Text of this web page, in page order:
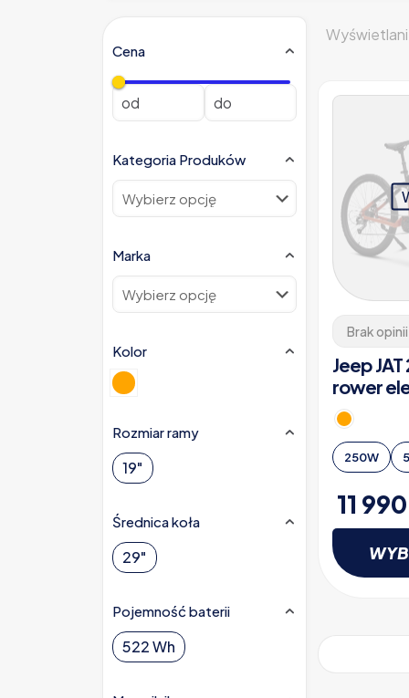
Cena
Kategoria Produków
Marka
Kolor
Rozmiar ramy
19"
Średnica koła
29"
Pojemność baterii
522 Wh
Brak opinii
Jeep
rower
250W
11